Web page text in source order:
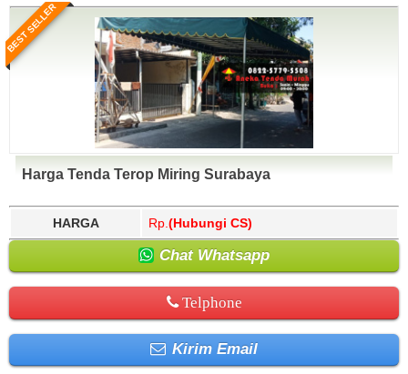
BEST SELLER
Harga Tenda Terop Miring Surabaya
HARGA Rp. (Hubungi CS)
Chat Whatsapp
Telphone
Kirim Email